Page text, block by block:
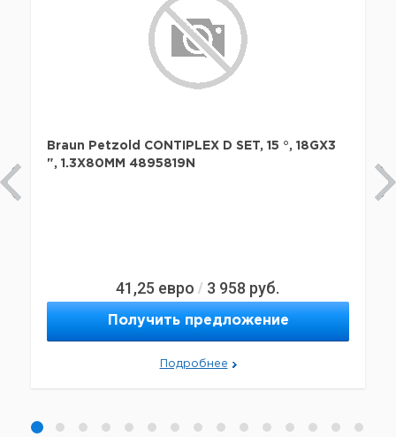
Braun Petzold CONTIPLEX D SET, 15 °, 18GX3
", 1.3X80MM 4895819N
41,25 евро / 3 958 руб.
Получить предложение
Подробнее